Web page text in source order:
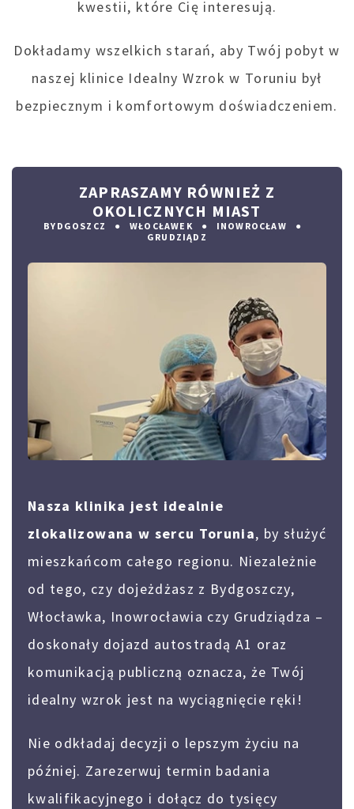
kwestii, które Cię interesują.
Dokładamy wszelkich starań, aby Twój pobyt w
naszej klinice Idealny Wzrok w Toruniu był
bezpiecznym i komfortowym doświadczeniem.
ZAPRASZAMY RÓWNIEŻ Z
OKOLICZNYCH MIAST
BYDGOSZCZ WŁOCŁAWEK
INOWROCŁAW
GRUDZIĄDZ
Nasza klinika jest idealnie
zlokalizowana w sercu Torunia, by służyć
mieszkańcom całego regionu. Niezależnie
od tego, czy dojeżdżasz z Bydgoszczy,
Włocławka, Inowrocławia czy Grudziądza –
doskonały dojazd autostradą A1 oraz
komunikacją publiczną oznacza, że Twój
idealny wzrok jest na wyciągnięcie ręki!
Nie odkładaj decyzji o lepszym życiu na
później. Zarezerwuj termin badania
kwalifikacyjnego i dołącz do tysięcy